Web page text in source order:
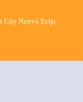
City Nueva Ecija